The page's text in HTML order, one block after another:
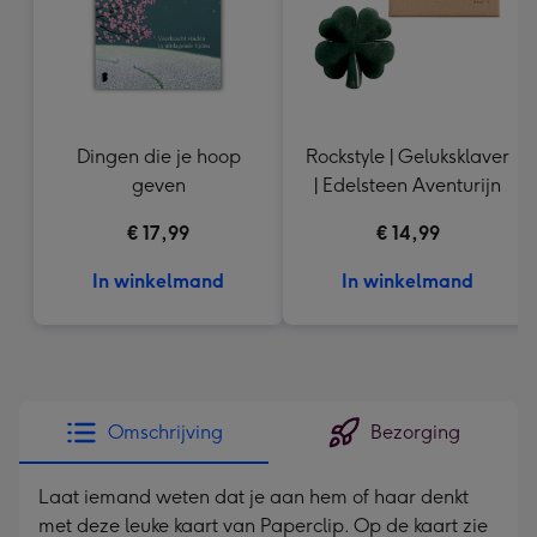
Dingen die je hoop
geven
€ 17,99
In winkelmand
Rockstyle | Geluksklaver
| Edelsteen Aventurijn
€ 14,99
In winkelmand
Omschrijving Bezorging
Laat iemand weten dat je aan hem of haar denkt
met deze leuke kaart van Paperclip. Op de kaart zie